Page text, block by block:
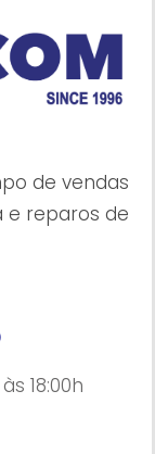
de vendas
e reparos de
18:00h